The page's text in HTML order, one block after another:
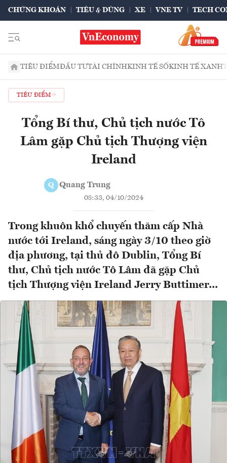
CHỨNG KHOÁN TIÊU & DÙNG XE VNE TV TECH
TIÊU ĐIỂMĐẦU TƯTÀI CHÍNHKINH TẾ SỐKINH TẾ XANH
TIÊU ĐIỂM
Tổng Bí thư, Chủ tịch nước Tô
Lâm gặp Chủ tịch Thượng viện
Ireland
Q Quang Trung
08:33, 04/10/2024
Trong khuôn khổ chuyến thăm cấp Nhà
nước tới Ireland, sáng ngày 3/10 theo giờ
địa phương, tại thủ đô Dublin, Tổng Bí
thư, Chủ tịch nước Tô Lâm đã gặp Chủ
tịch Thượng viện Ireland Jerry Buttimer...